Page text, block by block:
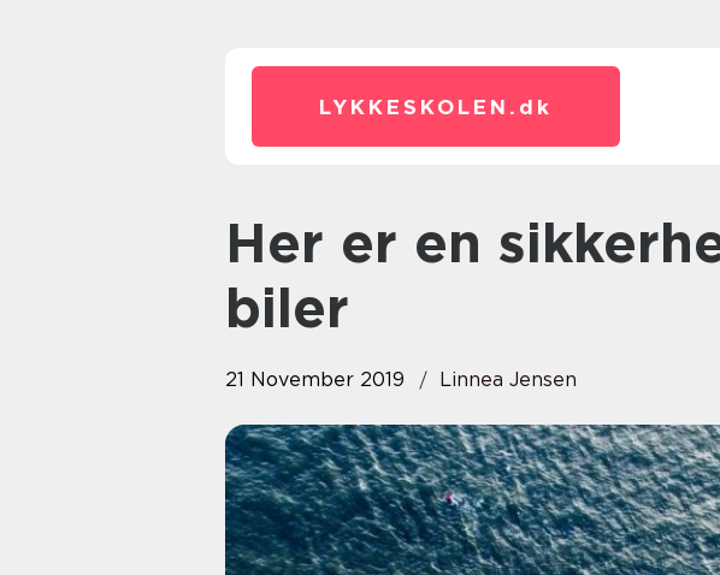
LYKKESKOLEN. dk
Her er en sikkerhedsguide til
biler
21 November 2019 Linnea Jensen